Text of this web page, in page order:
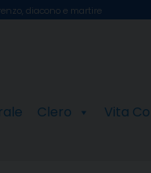
diacono e martire
Clero Vita